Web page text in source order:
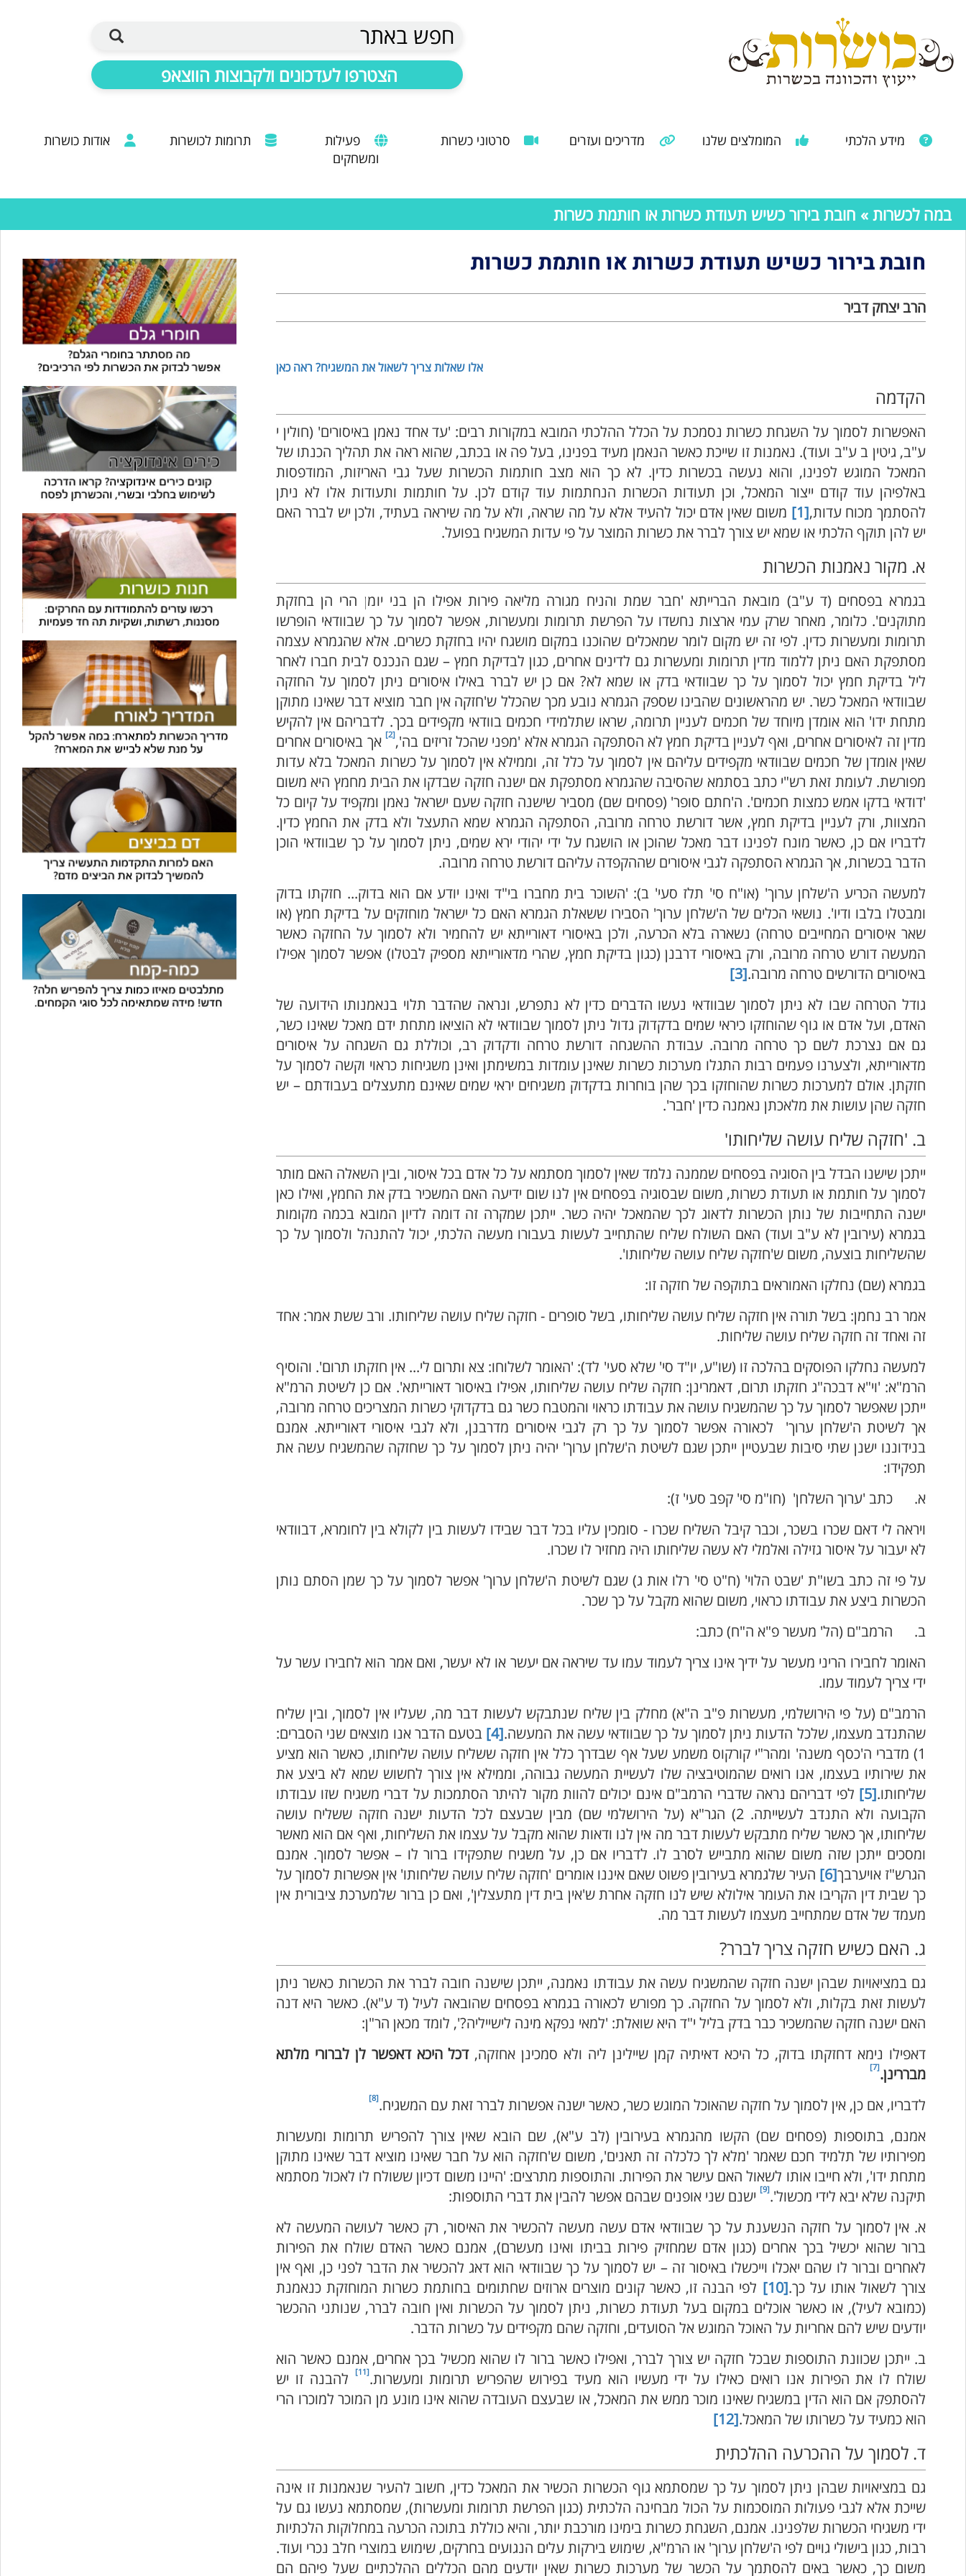
חפש באתר
הצטרפו לעדכונים ולקבוצות הווצאפ
מידע הלכתי המומלצים שלנו מדריכים ועזרים סרטוני כשרות
פעילות
ומשחקים
תרומות לכושרות אודות כושרות
במה לכשרות » חובת בירור כשיש תעודת כשרות או חותמת כשרות
חובת בירור כשיש תעודת כשרות או חותמת כשרות
הרב יצחק דביר
אלו שאלות צריך לשאול את המשגיח? ראה כאן
הקדמה
האפשרות לסמוך על השגחת כשרות נסמכת על הכלל ההלכתי המובא במקורות רבים: 'עד אחד נאמן באיסורים' (חולין י
ע"ב, גיטין ב ע"ב ועוד). נאמנות זו שייכת כאשר הנאמן מעיד בפנינו, בעל פה או בכתב, שהוא ראה את תהליך הכנתו של
המאכל המוגש לפנינו, והוא נעשה בכשרות כדין. לא כך הוא מצב חותמות הכשרות שעל גבי האריזות, המודפסות
באלפיהן עוד קודם ייצור המאכל, וכן תעודות הכשרות הנחתמות עוד קודם לכן. על חותמות ותעודות אלו לא ניתן
להסתמך מכוח עדות,[1]
משום שאין אדם יכול להעיד אלא על מה שראה, ולא על מה שיראה בעתיד, ולכן יש לברר האם
יש להן תוקף הלכתי או שמא יש צורך לברר את כשרות המוצר על פי עדות המשגיח בפועל.
א. מקור נאמנות הכשרות
בגמרא בפסחים (ד ע"ב) מובאת הברייתא 'חבר שמת והניח מגורה מליאה פירות אפילו הן בני יומן הרי הן בחזקת
מתוקנים'. כלומר, מאחר שרק עמי ארצות נחשדו על הפרשת תרומות ומעשרות, אפשר לסמוך על כך שבוודאי הופרשו
תרומות ומעשרות כדין. לפי זה יש מקום לומר שמאכלים שהוכנו במקום מושגח יהיו בחזקת כשרים. אלא שהגמרא עצמה
מסתפקת האם ניתן ללמוד מדין תרומות ומעשרות גם לדינים אחרים, כגון לבדיקת חמץ – שגם הנכנס לבית חברו לאחר
ליל בדיקת חמץ יכול לסמוך על כך שבוודאי בדק או שמא לא? אם כן יש לברר באילו איסורים ניתן לסמוך על החזקה
שבוודאי המאכל כשר. יש מהראשונים שהבינו שספק הגמרא נובע מכך שהכלל ש'חזקה אין חבר מוציא דבר שאינו מתוקן
מתחת ידו' הוא אומדן מיוחד של חכמים לעניין תרומה, שראו שתלמידי חכמים בוודאי מקפידים בכך. לדבריהם אין להקיש
מדין זה לאיסורים אחרים, ואף לעניין בדיקת חמץ לא הסתפקה הגמרא אלא 'מפני שהכל זריזים בה',[2]
אך באיסורים אחרים
שאין אומדן של חכמים שבוודאי מקפידים עליהם אין לסמוך על כלל זה, וממילא אין לסמוך על כשרות המאכל בלא עדות
מפורשת. לעומת זאת רש"י כתב בסתמא שהסיבה שהגמרא מסתפקת אם ישנה חזקה שבדקו את הבית מחמץ היא משום
'דודאי בדקו אמש כמצות חכמים'. ה'חתם סופר' (פסחים שם) מסביר שישנה חזקה שעם ישראל נאמן ומקפיד על קיום כל
המצוות, ורק לעניין בדיקת חמץ, אשר דורשת טרחה מרובה, הסתפקה הגמרא שמא התעצל ולא בדק את החמץ כדין.
לדבריו אם כן, כאשר מונח לפנינו דבר מאכל שהוכן או הושגח על ידי יהודי ירא שמים, ניתן לסמוך על כך שבוודאי הוכן
הדבר בכשרות, אך הגמרא הסתפקה לגבי איסורים שההקפדה עליהם דורשת טרחה מרובה.
למעשה הכריע ה'שלחן ערוך' (או"ח סי' תלז סעי' ב): 'השוכר בית מחברו בי"ד ואינו יודע אם הוא בדוק... חזקתו בדוק
ומבטלו בלבו ודיו'. נושאי הכלים של ה'שלחן ערוך' הסבירו ששאלת הגמרא האם כל ישראל מוחזקים על בדיקת חמץ (או
שאר איסורים המחייבים טרחה) נשארה בלא הכרעה, ולכן באיסורי דאורייתא יש להחמיר ולא לסמוך על החזקה כאשר
המעשה דורש טרחה מרובה, ורק באיסורי דרבנן (כגון בדיקת חמץ, שהרי מדאורייתא מספיק לבטלו) אפשר לסמוך אפילו
באיסורים הדורשים טרחה מרובה.[3]
גודל הטרחה שבו לא ניתן לסמוך שבוודאי נעשו הדברים כדין לא נתפרש, ונראה שהדבר תלוי בנאמנותו הידועה של
האדם, ועל אדם או גוף שהוחזקו כיראי שמים בדקדוק גדול ניתן לסמוך שבוודאי לא הוציאו מתחת ידם מאכל שאינו כשר,
גם אם נצרכת לשם כך טרחה מרובה. עבודת ההשגחה דורשת טרחה ודקדוק רב, וכוללת גם השגחה על איסורים
מדאורייתא, ולצערנו פעמים רבות התגלו מערכות כשרות שאינן עומדות במשימתן ואינן משגיחות כראוי וקשה לסמוך על
חזקתן. אולם למערכות כשרות שהוחזקו בכך שהן בוחרות בדקדוק משגיחים יראי שמים שאינם מתעצלים בעבודתם – יש
חזקה שהן עושות את מלאכתן נאמנה כדין 'חבר'.
ב. 'חזקה שליח עושה שליחותו'
ייתכן שישנו הבדל בין הסוגיה בפסחים שממנה נלמד שאין לסמוך מסתמא על כל אדם בכל איסור, ובין השאלה האם מותר
לסמוך על חותמת או תעודת כשרות, משום שבסוגיה בפסחים אין לנו שום ידיעה האם המשכיר בדק את החמץ, ואילו כאן
ישנה התחייבות של נותן הכשרות לדאוג לכך שהמאכל יהיה כשר. ייתכן שמקרה זה דומה לדיון המובא בכמה מקומות
בגמרא (עירובין לא ע"ב ועוד) האם השולח שליח שהתחייב לעשות בעבורו מעשה הלכתי, יכול להתנהל ולסמוך על כך
שהשליחות בוצעה, משום ש'חזקה שליח עושה שליחותו'.
בגמרא (שם) נחלקו האמוראים בתוקפה של חזקה זו:
אמר רב נחמן: בשל תורה אין חזקה שליח עושה שליחותו, בשל סופרים - חזקה שליח עושה שליחותו. ורב ששת אמר: אחד
זה ואחד זה חזקה שליח עושה שליחות.
למעשה נחלקו הפוסקים בהלכה זו (שו"ע, יו"ד סי' שלא סעי' לד): 'האומר לשלוחו: צא ותרום לי... אין חזקתו תרום'. והוסיף
הרמ"א: 'וי"א דבכה"ג חזקתו תרום, דאמרינן: חזקה שליח עושה שליחותו, אפילו באיסור דאורייתא'. אם כן לשיטת הרמ"א
ייתכן שאפשר לסמוך על כך שהמשגיח עושה את עבודתו כראוי והמטבח כשר גם בדקדוקי כשרות המצריכים טרחה מרובה,
אך לשיטת ה'שלחן ערוך' לכאורה אפשר לסמוך על כך רק לגבי איסורים מדרבנן, ולא לגבי איסורי דאורייתא. אמנם
בנידוננו ישנן שתי סיבות שבעטיין ייתכן שגם לשיטת ה'שלחן ערוך' יהיה ניתן לסמוך על כך שחזקה שהמשגיח עשה את
תפקידו:
א. כתב 'ערוך השלחן' (חו"מ סי' קפב סעי' ז):
ויראה לי דאם שכרו בשכר, וכבר קיבל השליח שכרו - סומכין עליו בכל דבר שבידו לעשות בין לקולא בין לחומרא, דבוודאי
לא יעבור על איסור גזילה ואלמלי לא עשה שליחותו היה מחזיר לו שכרו.
על פי זה כתב בשו"ת 'שבט הלוי' (ח"ט סי' רלו אות ג) שגם לשיטת ה'שלחן ערוך' אפשר לסמוך על כך שמן הסתם נותן
הכשרות ביצע את עבודתו כראוי, משום שהוא מקבל על כך שכר.
ב. הרמב"ם (הל' מעשר פ"א ה"ח) כתב:
האומר לחבירו הריני מעשר על ידיך אינו צריך לעמוד עמו עד שיראה אם יעשר או לא יעשר, ואם אמר הוא לחבירו עשר על
ידי צריך לעמוד עמו.
הרמב"ם (על פי הירושלמי, מעשרות פ"ב ה"א) מחלק בין שליח שנתבקש לעשות דבר מה, שעליו אין לסמוך, ובין שליח
שהתנדב מעצמו, שלכל הדעות ניתן לסמוך על כך שבוודאי עשה את המעשה.[4]
בטעם הדבר אנו מוצאים שני הסברים:
1) מדברי ה'כסף משנה' ומהר"י קורקוס משמע שעל אף שבדרך כלל אין חזקה ששליח עושה שליחותו, כאשר הוא מציע
את שירותיו בעצמו, אנו רואים שהמוטיבציה שלו לעשיית המעשה גבוהה, וממילא אין צורך לחשוש שמא לא ביצע את
שליחותו.[5]
לפי דבריהם נראה שדברי הרמב"ם אינם יכולים להוות מקור להיתר הסתמכות על דברי משגיח שזו עבודתו
הקבועה ולא התנדב לעשייתה. 2) הגר"א (על הירושלמי שם) מבין שבעצם לכל הדעות ישנה חזקה ששליח עושה
שליחותו, אך כאשר שליח מתבקש לעשות דבר מה אין לנו ודאות שהוא מקבל על עצמו את השליחות, ואף אם הוא מאשר
ומסכים ייתכן שזה משום שהוא מתבייש לסרב לו. לדבריו אם כן, על משגיח שתפקידו ברור לו – אפשר לסמוך. אמנם
הגרש"ז אויערבך[6]
העיר שלגמרא בעירובין פשוט שאם איננו אומרים 'חזקה שליח עושה שליחותו' אין אפשרות לסמוך על
כך שבית דין הקריבו את העומר אילולא שיש לנו חזקה אחרת ש'אין בית דין מתעצלין', ואם כן ברור שלמערכת ציבורית אין
מעמד של אדם שמתחייב מעצמו לעשות דבר מה.
ג. האם כשיש חזקה צריך לברר?
גם במציאויות שבהן ישנה חזקה שהמשגיח עשה את עבודתו נאמנה, ייתכן שישנה חובה לברר את הכשרות כאשר ניתן
לעשות זאת בקלות, ולא לסמוך על החזקה. כך מפורש לכאורה בגמרא בפסחים שהובאה לעיל (ד ע"א). כאשר היא דנה
האם ישנה חזקה שהמשכיר כבר בדק בליל י"ד היא שואלת: 'למאי נפקא מינה לישייליה?', לומד מכאן הר"ן:
דאפילו נימא דחזקתו בדוק, כל היכא דאיתיה קמן שיילינן ליה ולא סמכינן אחזקה,דכל היכא דאפשר לן לברורי מלתא
מבררינן.[7]
לדבריו, אם כן, אין לסמוך על חזקה שהאוכל המוגש כשר, כאשר ישנה אפשרות לברר זאת עם המשגיח.[8]
אמנם, בתוספות (פסחים שם) הקשו מהגמרא בעירובין (לב ע"א), שם הובא שאין צורך להפריש תרומות ומעשרות
מפירותיו של תלמיד חכם שאמר 'מלא לך כלכלה זה תאנים', משום ש'חזקה הוא על חבר שאינו מוציא דבר שאינו מתוקן
מתחת ידו', ולא חייבו אותו לשאול האם עישר את הפירות. והתוספות מתרצים: 'היינו משום דכיון ששולח לו לאכול מסתמא
תיקנה שלא יבא לידי מכשול'.[9]
ישנם שני אופנים שבהם אפשר להבין את דברי התוספות:
א. אין לסמוך על חזקה הנשענת על כך שבוודאי אדם עשה מעשה להכשיר את האיסור, רק כאשר לעושה המעשה לא
ברור שהוא יכשיל בכך אחרים (כגון אדם שמחזיק פירות בביתו ואינו מעשרם), אמנם כאשר האדם שולח את הפירות
לאחרים וברור לו שהם יאכלו וייכשלו באיסור זה – יש לסמוך על כך שבוודאי הוא דאג להכשיר את הדבר לפני כן, ואף אין
צורך לשאול אותו על כך.[10]
לפי הבנה זו, כאשר קונים מוצרים ארוזים שחתומים בחותמת כשרות המוחזקת כנאמנת
(כמובא לעיל), או כאשר אוכלים במקום בעל תעודת כשרות, ניתן לסמוך על הכשרות ואין חובה לברר, שנותני ההכשר
יודעים שיש להם אחריות על האוכל המוגש אל הסועדים, וחזקה שהם מקפידים על כשרות הדבר.
ב. ייתכן שכוונת התוספות שבכל חזקה יש צורך לברר, ואפילו כאשר ברור לו שהוא מכשיל בכך אחרים, אמנם כאשר הוא
שולח לו את הפירות אנו רואים כאילו על ידי מעשיו הוא מעיד בפירוש שהפריש תרומות ומעשרות.[11]
להבנה זו יש
להסתפק אם הוא הדין במשגיח שאינו מוכר ממש את המאכל, או שבעצם העובדה שהוא אינו מונע מן המוכר למוכרו הרי
הוא כמעיד על כשרותו של המאכל.[12]
ד. לסמוך על ההכרעה ההלכתית
גם במציאויות שבהן ניתן לסמוך על כך שמסתמא גוף הכשרות הכשיר את המאכל כדין, חשוב להעיר שנאמנות זו אינה
שייכת אלא לגבי פעולות המוסכמות על הכול מבחינה הלכתית (כגון הפרשת תרומות ומעשרות), שמסתמא נעשו גם על
ידי משגיחי הכשרות שלפנינו. אמנם, השגחת כשרות בימינו מורכבת יותר, והיא כוללת בתוכה הכרעה במחלוקות הלכתיות
רבות, כגון בישולי גויים לפי ה'שלחן ערוך' או הרמ"א, שימוש בירקות עלים הנגועים בחרקים, שימוש במוצרי חלב נכרי ועוד.
משום כך, כאשר באים להסתמך על הכשר של מערכות כשרות שאין יודעים מהם הכללים ההלכתיים שעל פיהם הם